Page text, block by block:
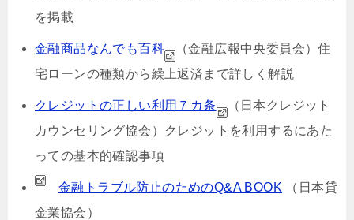
を掲載
金融商品なんでも百科 （金融広報中央委員会）住
宅ローンの種類から繰上返済まで詳しく解説
クレジットの正しい利用７カ条
（日本クレジット
カウンセリング協会）
クレジットを利用するにあた
っての基本的確認事項
金融トラブル防止のためのQ&A BOOK
（日本貸
金業協会）